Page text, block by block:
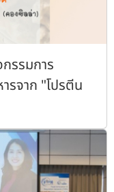
รรมการ
รจาก "โปรตีน